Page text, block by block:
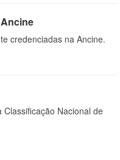
credenciadas na Ancine.
Nacional de